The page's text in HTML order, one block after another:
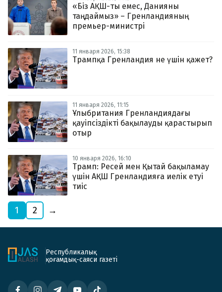
«Біз АҚШ-ты емес, Данияны
таңдаймыз» – Гренландияның
премьер-министрі
11 января 2026, 15:38
Трампқа Гренландия не үшін қажет?
11 января 2026, 11:15
Ұлыбритания Гренландиядағы
қауіпсіздікті бақылауды қарастырып
отыр
10 января 2026, 16:10
Трамп: Ресей мен Қытай бақыламау
үшін АҚШ Гренландияға иелік етуі
тиіс
1 2 →
Республикалық
қоғамдық-саяси газеті